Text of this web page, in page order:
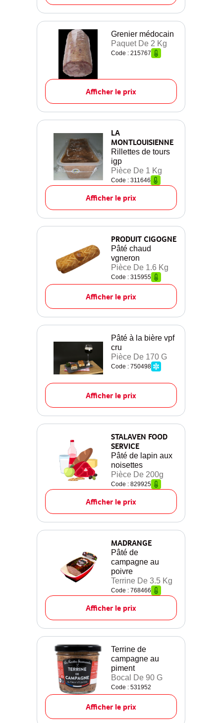
Grenier médocain
Paquet De 2 Kg
Code : 215767
Afficher le prix
LA
MONTLOUISIENNE
Rillettes de tours
igp
Pièce De 1 Kg
Code : 311646
Afficher le prix
PRODUIT CIGOGNE
Pâté chaud
vgneron
Pièce De 1.6 Kg
Code : 315955
Afficher le prix
Pâté à la bière vpf
cru
Pièce De 170 G
Code : 750498
Afficher le prix
STALAVEN FOOD
SERVICE
Pâté de lapin aux
noisettes
Pièce De 200g
Code : 829925
Afficher le prix
MADRANGE
Pâté de
campagne au
poivre
Terrine De 3.5 Kg
Code : 768466
Afficher le prix
Terrine de
campagne au
piment
Bocal De 90 G
Code : 531952
Afficher le prix